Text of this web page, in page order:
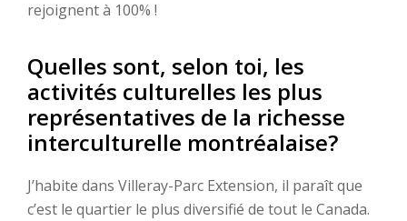
rejoignent à 100% !
Quelles sont, selon toi, les
activités culturelles les plus
représentatives de la richesse
interculturelle montréalaise?
J’habite dans Villeray-Parc Extension, il paraît que
c’est le quartier le plus diversifié de tout le Canada.